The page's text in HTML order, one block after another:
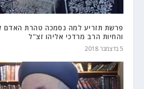
פרשת תזריע למה נסמכה טהרת האדם
והחיות הרב מרדכי אליהו זצ"ל
5 בדצמבר 2018